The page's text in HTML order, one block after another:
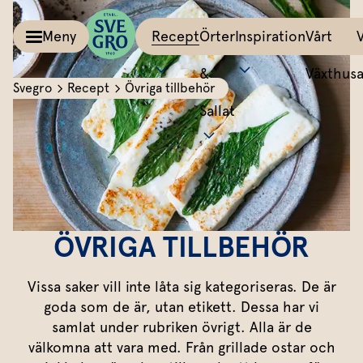
Meny
Recept
Örter &
Sallat
Inspiration
Vårt
Växthus
Vårt ansvar
Om oss
Recept
Kalla såser & Röror
Pesto
Röror
Kalla såser
Dressingar
Tillbehör
Potatis
Grönsaker
Äggrätter
Övriga tillbehör
Marinad & kryddsmör
Örter
&
Sallat
Allt om färska örter
Basilika
Koriander
Mynta
Persilja
Gräslök
Salvia
Dragon
Rosmarin
Körvel
Krasse
Inspiration
Matinspiration
Bästa peston
Lyckas med aioli
Mumsig majonnäs
Smaksätt örtolja
Gör eget örtsmör
Sväng
All
Vårt
Växthus
ÖVRIGA TILLBEHÖR
Vissa saker vill inte låta sig kategoriseras. De är
goda som de är, utan etikett. Dessa har vi
samlat under rubriken övrigt. Alla är de
välkomna att vara med. Från grillade ostar och
Svegro Recept Övriga tillbehör